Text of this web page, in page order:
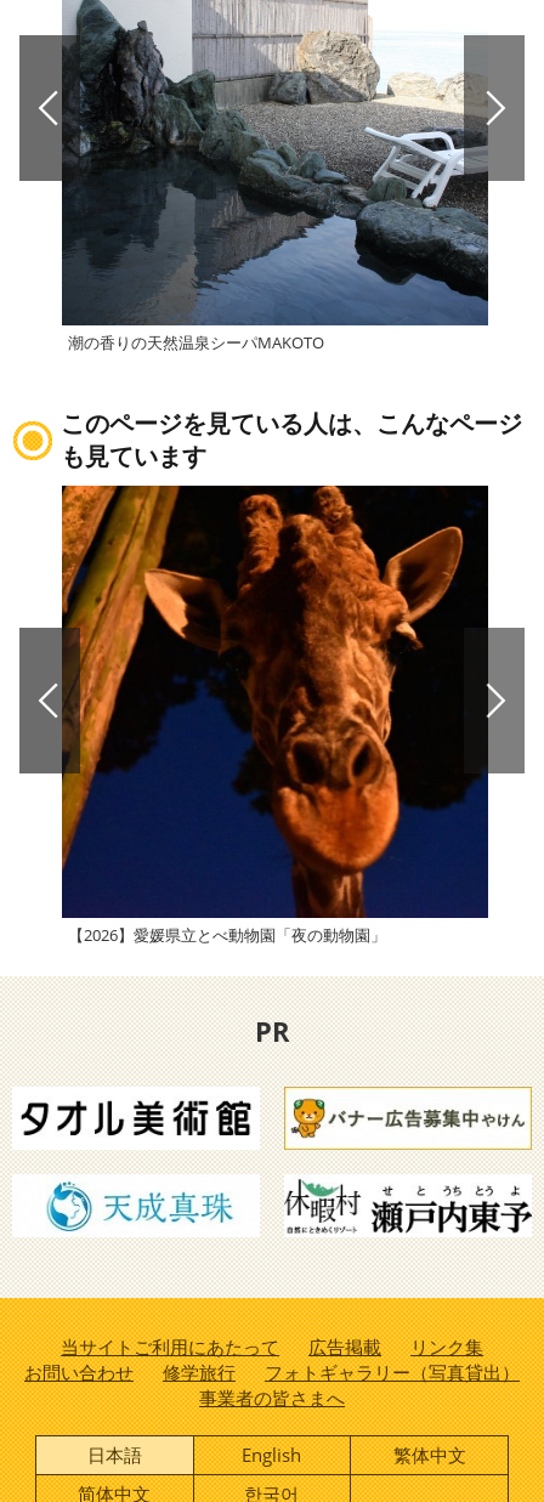
潮の香りの天然温泉シーパMAKOTO
このページを見ている人は、こんなページ
も見ています
【2026】愛媛県立とべ動物園「夜の動物園」
PR
当サイトご利用にあたって 広告掲載
リンク集
お問い合わせ
修学旅行
フォトギャラリー（写真貸出）
事業者の皆さまへ
日本語 English
繁体中文
简体中文
한국어